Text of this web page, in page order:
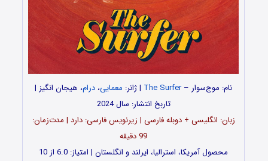
نام: موج‌سوار –The Surfer | ژانر: معمایی، درام، هیجان‌ انگیز |
تاربخ انتشار: سال 2024
زبان: انگلیسی + دوبله فارسی | زیرنویس فارسی: دارد | مدت‌زمان:
99 دقیقه
محصول آمریکا، استرالیا، ایرلند و انگلستان | امتیاز: 6.0 از 10